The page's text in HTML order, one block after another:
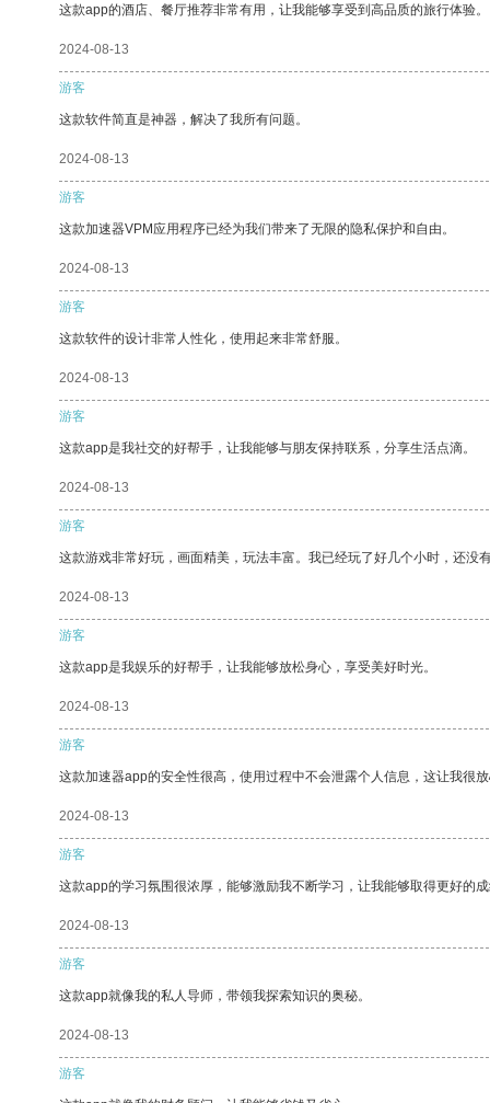
这款app的酒店、餐厅推荐非常有用，让我能够享受到高品质的旅行体验。
2024-08-13
游客
这款软件简直是神器，解决了我所有问题。
2024-08-13
游客
这款加速器VPM应用程序已经为我们带来了无限的隐私保护和自由。
2024-08-13
游客
这款软件的设计非常人性化，使用起来非常舒服。
2024-08-13
游客
这款app是我社交的好帮手，让我能够与朋友保持联系，分享生活点滴。
2024-08-13
游客
这款游戏非常好玩，画面精美，玩法丰富。我已经玩了好几个小时，还没
2024-08-13
游客
这款app是我娱乐的好帮手，让我能够放松身心，享受美好时光。
2024-08-13
游客
这款加速器app的安全性很高，使用过程中不会泄露个人信息，这让我很
2024-08-13
游客
这款app的学习氛围很浓厚，能够激励我不断学习，让我能够取得更好的
2024-08-13
游客
这款app就像我的私人导师，带领我探索知识的奥秘。
2024-08-13
游客